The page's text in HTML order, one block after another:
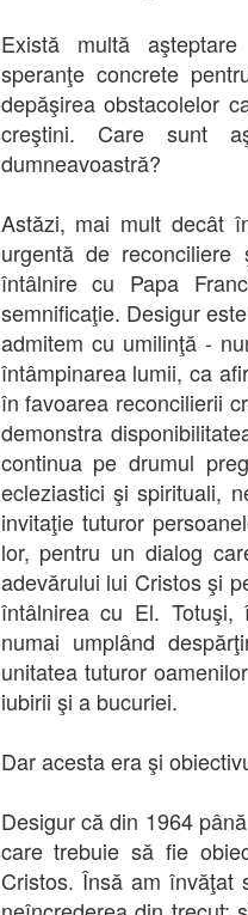
Există multă
speranţe concrete
depăşirea obstacolelor
creştini. Care sunt
dumneavoastră?
Astăzi, mai mult decât
urgentă de
întâlnire cu Papa
semnificaţie. Desigur
admitem cu umilinţă -
întâmpinarea lumii, ca
în favoarea reconcilierii
demonstra
continua pe drumul
ecleziastici şi spirituali,
invitaţie tuturor
lor, pentru un dialog
adevărului lui Cristos şi
întâlnirea cu El.
numai umplând
unitatea tuturor
iubirii şi a bucuriei.
Dar acesta era şi
Desigur că din 1964
care trebuie să fie
Cristos. Însă am